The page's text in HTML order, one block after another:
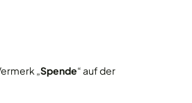
„ Spende“ auf der